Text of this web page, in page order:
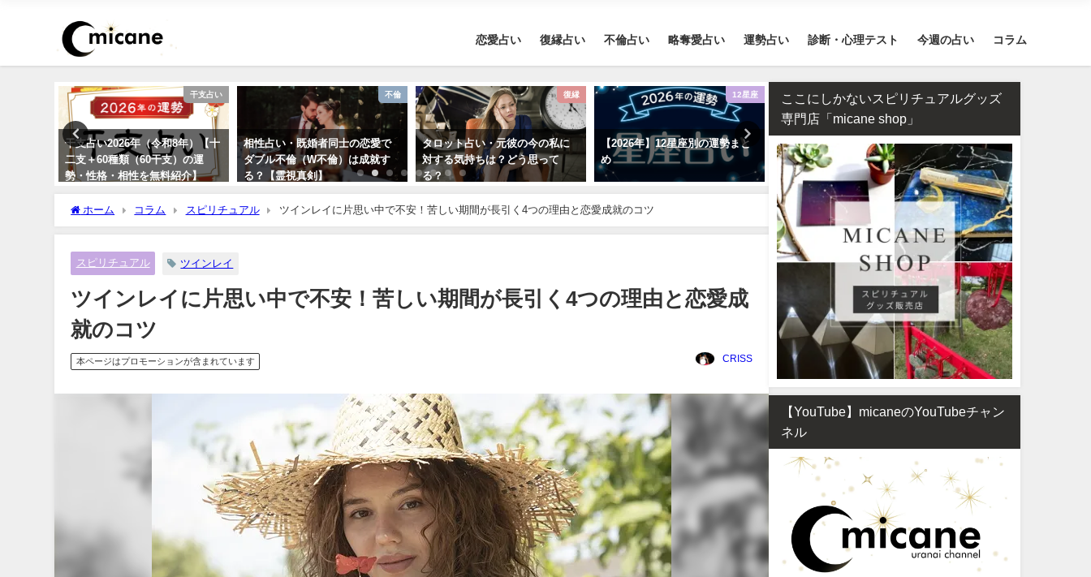
恋愛占い 復縁占い 不倫占い 略奪愛占い 運勢占い 診断・心理テスト 今週の占い コラム
干支占い
干支占い2026年（令和8年）【十
二支＋60種類（60干支）の運
勢・性格・相性を無料紹介】
不倫
相性占い・既婚者同士の恋愛で
ダブル不倫（W不倫）は成就す
る？【霊視真剣】
復縁
タロット占い・元彼の今の私に
対する気持ちは？どう思って
る？
12星座
【2026年】12星座別の運勢まと
め
おまじない
何もかもうまくいく強力開運待
ち受け2026年版【幸運待ち受け
最強無料】
2026年のラッキーパワース
ンはカーネリアン！恋愛・
運が急上昇する理由
ホーム コラム スピリチュアル ツインレイに片思い中で不安！苦しい期間が長引く4つの理由と恋愛成就のコツ
スピリチュアル ツインレイ
ツインレイに片思い中で不安！苦しい期間が長引く4つの理由と恋愛成
就のコツ
本ページはプロモーションが含まれています CRISS
ここにしかないスピリチュアルグッズ
専門店「micane shop」
【YouTube】micaneのYouTubeチャン
ネル